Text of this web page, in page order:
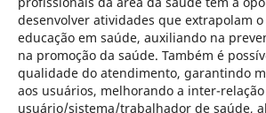
desenvolver atividades que extrapolam
educação em saúde, auxiliando na
na promoção da saúde. Também é
qualidade do atendimento, garantindo
aos usuários, melhorando a inter-relação
usuário/sistema/trabalhador de saúde,